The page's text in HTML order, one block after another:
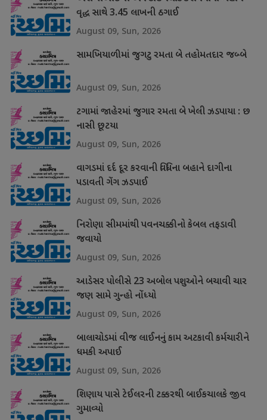
વૃદ્ધ સાથે 3.45 લાખની ઠગાઈ
August 09, Sun, 2026
સામખિયાળીમાં જુગટુ રમતા બે તહોમતદાર જબ્બે
August 09, Sun, 2026
ટગામાં જાહેરમાં જુગાર રમતા બે ખેલી ઝડપાયા : છ
નાસી છૂટયા
August 09, Sun, 2026
વાગડમાં દર્દ દૂર કરવાની વિધિના બહાને દાગીના
પડાવતી ગેંગ ઝડપાઈ
August 09, Sun, 2026
નિરોણા સીમમાંથી પવનચક્કીનો કેબલ તફડાવી
જવાયો
August 09, Sun, 2026
આડેસર પોલીસે 23 અબોલ પશુઓને બચાવી ચાર
જણ સામે ગુન્હો નોંધ્યો
August 09, Sun, 2026
બાલાચોડમાં વીજ લાઈનનું કામ અટકાવી કર્મચારીને
ધમકી અપાઈ
August 09, Sun, 2026
શિણાય પાસે ટેઈલરની ટક્કરથી બાઈકચાલકે જીવ
ગુમાવ્યો